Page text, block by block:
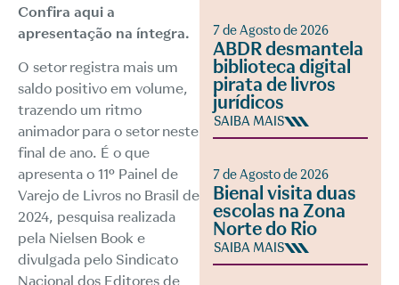
Confira aqui a
apresentação na íntegra.
O setor registra mais um
saldo positivo em volume,
trazendo um ritmo
animador para o setor neste
final de ano. É o que
apresenta o 11º Painel de
Varejo de Livros no Brasil de
2024, pesquisa realizada
pela Nielsen Book e
divulgada pelo Sindicato
Nacional dos Editores de
7 de Agosto de 2026
ABDR desmantela
biblioteca digital
pirata de livros
jurídicos
SAIBA MAIS
7 de Agosto de 2026
Bienal visita duas
escolas na Zona
Norte do Rio
SAIBA MAIS